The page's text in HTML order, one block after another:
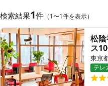
いい会議室（会議室専用ス
FCオーナー募集
コワーキング運営DXシス
E Solution
検索結果1件 （1〜1件を表示）
松
ス
東京
テレ